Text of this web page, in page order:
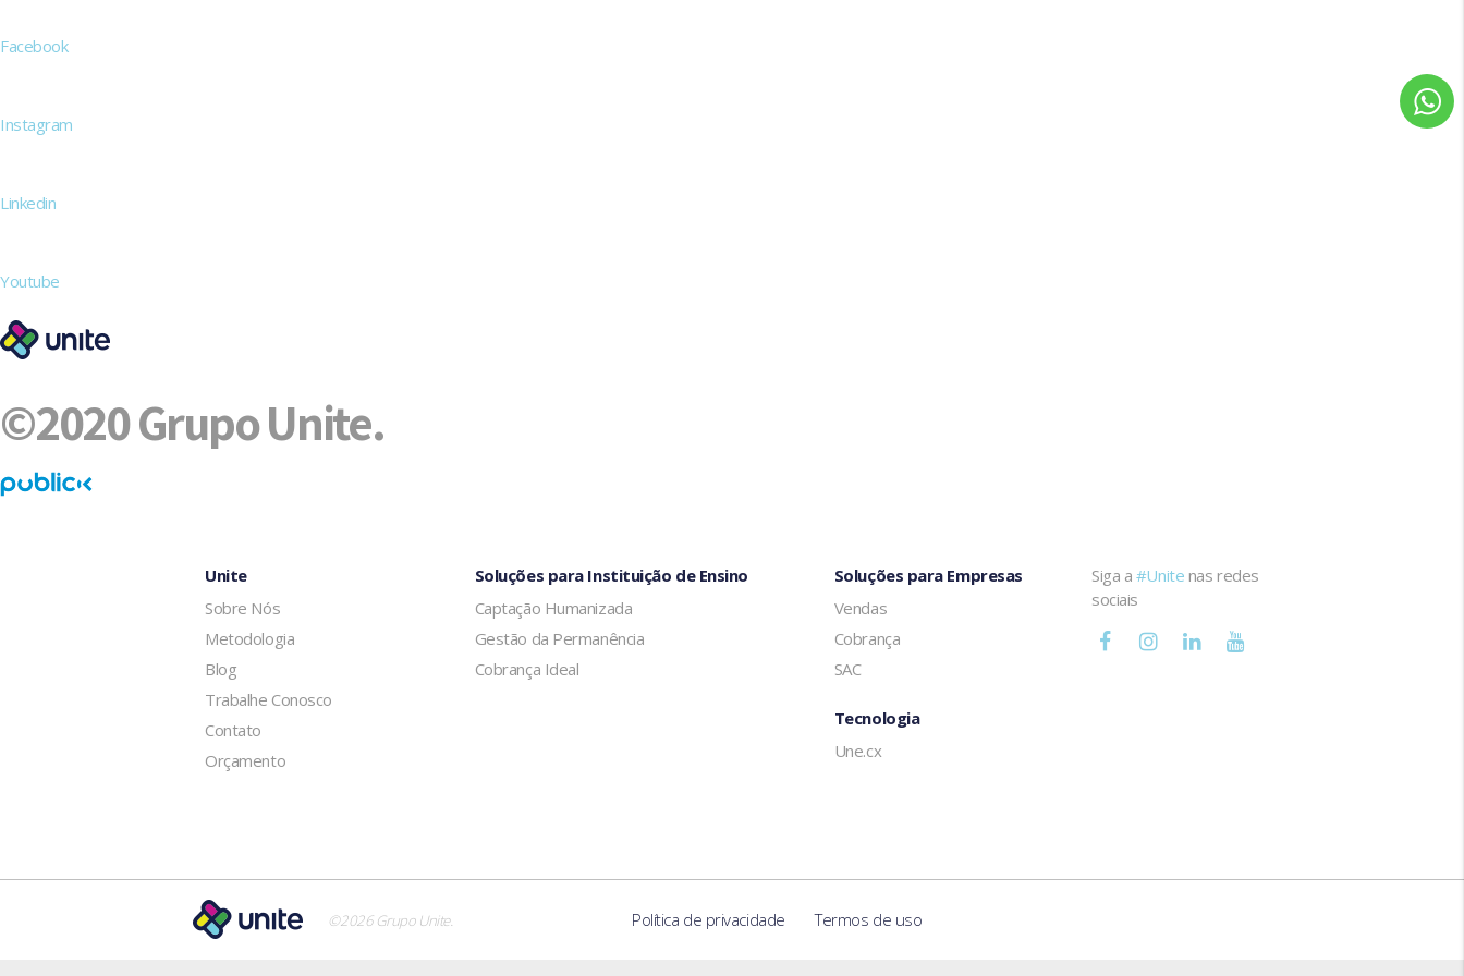
Facebook
Instagram
Linkedin
Youtube
©2020 Grupo Unite.
Unite
Sobre Nós
Metodologia
Blog
Trabalhe Conosco
Contato
Orçamento
Soluções para Instituição de Ensino
Captação Humanizada
Gestão da Permanência
Cobrança Ideal
Soluções para Empresas
Vendas
Cobrança
SAC
Tecnologia
Une.cx
Siga a #Unite nas redes
sociais
©2026 Grupo Unite. Política de privacidade Termos de uso